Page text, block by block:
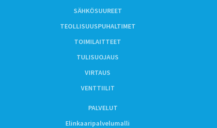
SÄHKÖSUUREET
TEOLLISUUSPUHALTIMET
TOIMILAITTEET
TULISUOJAUS
VIRTAUS
VENTTIILIT
PALVELUT
Elinkaaripalvelumalli